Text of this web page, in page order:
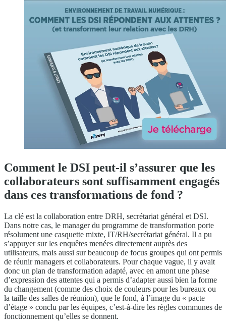
Comment le DSI peut-il s’assurer que les
collaborateurs sont suffisamment engagés
dans ces transformations de fond ?
La clé est la collaboration entre DRH, secrétariat général et DSI.
Dans notre cas, le manager du programme de transformation porte
résolument une casquette mixte, IT/RH/secrétariat général. Il a pu
s’appuyer sur les enquêtes menées directement auprès des
utilisateurs, mais aussi sur beaucoup de focus groupes qui ont permis
de réunir managers et collaborateurs. Pour chaque vague, il y avait
donc un plan de transformation adapté, avec en amont une phase
d’expression des attentes qui a permis d’adapter aussi bien la forme
du changement (comme des choix de couleurs pour les bureaux ou
la taille des salles de réunion), que le fond, à l’image du « pacte
d’étage » conclu par les équipes, c’est-à-dire les règles communes de
fonctionnement qu’elles se donnent.